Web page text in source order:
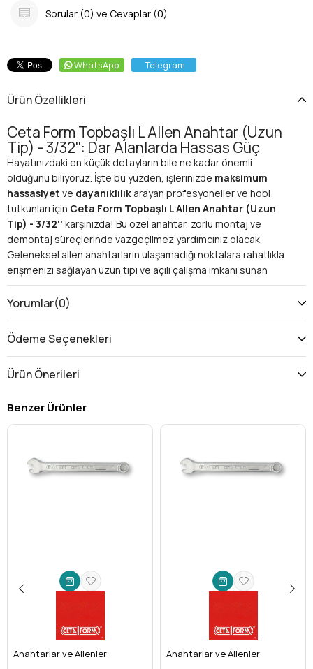
Sorular (0) ve Cevaplar (0)
WhatsApp Telegram
Ürün Özellikleri
Ceta Form Topbaşlı L Allen Anahtar (Uzun
Tip) - 3/32'': Dar Alanlarda Hassas Güç
Hayatınızdaki en küçük detayların bile ne kadar önemli
olduğunu biliyoruz. İşte bu yüzden, işlerinizde maksimum
hassasiyet ve dayanıklılık arayan profesyoneller ve hobi
tutkunları için Ceta Form Topbaşlı L Allen Anahtar (Uzun
Tip) - 3/32'' karşınızda! Bu özel anahtar, zorlu montaj ve
demontaj süreçlerinde vazgeçilmez yardımcınız olacak.
Geleneksel allen anahtarların ulaşamadığı noktalara rahatlıkla
erişmenizi sağlayan uzun tipi ve açılı çalışma imkanı sunan
topbaşlı tasarımıyla, verimliliğinizi bir üst seviyeye taşıyın.
Neden Ceta Form Topbaşlı L Allen Anahtar (Uzun Tip) -
Bu anahtar, sıradan bir el aleti olmaktan çok daha fazlasını
sunar. İşte size sunduğu
açıyla yaklaşma imkanı sunar. Bu özellik, dar ve ulaşılması
sağlar, iş akışınızı hızlandırır ve ergonomik bir kullanım
sunar.
yetersiz kaldığı derin ve kapalı alanlardaki vidalara
rahatlıkla ulaşmanızı sağlar. Ekstra kol gücü ve manevra
boyutuyla, özellikle Amerika ve İngiliz standartlarındaki
makineler, ekipmanlar ve parçalar için
kusursuz uyum
güvenliğinizi artırır.
Ceta Form Güvencesi:
Yıllardır sektörde kalitesiyle
tanınan Ceta Form markasının güvencesiyle, profesyonel
Yorumlar(0)
Ödeme Seçenekleri
Ürün Önerileri
Benzer Ürünler
Anahtarlar ve Allenler
Anahtarlar ve Allenler